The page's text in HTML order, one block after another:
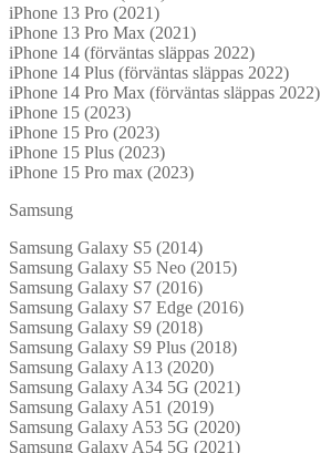
iPhone 13 Pro (2021)
iPhone 13 Pro Max (2021)
iPhone 14 (förväntas släppas 2022)
iPhone 14 Plus (förväntas släppas 2022)
iPhone 14 Pro Max (förväntas släppas 2022)
iPhone 15 (2023)
iPhone 15 Pro (2023)
iPhone 15 Plus (2023)
iPhone 15 Pro max (2023)
Samsung
Samsung Galaxy S5 (2014)
Samsung Galaxy S5 Neo (2015)
Samsung Galaxy S7 (2016)
Samsung Galaxy S7 Edge (2016)
Samsung Galaxy S9 (2018)
Samsung Galaxy S9 Plus (2018)
Samsung Galaxy A13 (2020)
Samsung Galaxy A34 5G (2021)
Samsung Galaxy A51 (2019)
Samsung Galaxy A53 5G (2020)
Samsung Galaxy A54 5G (2021)